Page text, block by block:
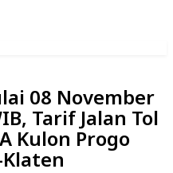
08 November
Tarif Jalan Tol
Kulon Progo